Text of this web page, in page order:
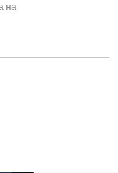
на